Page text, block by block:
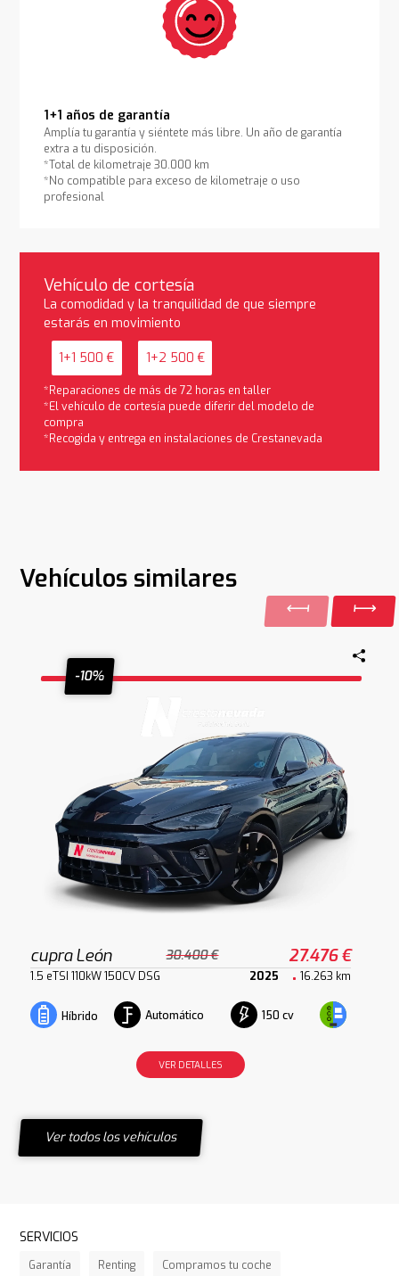
1+1 años de garantía
Amplía tu garantía y siéntete más libre. Un año de garantía
extra a tu disposición.
*Total de kilometraje 30.000 km
*No compatible para exceso de kilometraje o uso
profesional
Vehículo de cortesía
La comodidad y la tranquilidad de que siempre
estarás en movimiento
1+1 500 € 1+2 500 €
*Reparaciones de más de 72 horas en taller
*El vehículo de cortesía puede diferir del modelo de
compra
*Recogida y entrega en instalaciones de Crestanevada
Vehículos similares
-10%
cupra León 30.400 € 27.476 €
1.5 eTSI 110kW 150CV DSG 2025 16.263 km
Híbrido Automático 150 cv
VER DETALLES
Ver todos los vehículos
SERVICIOS
Garantía Renting Compramos tu coche